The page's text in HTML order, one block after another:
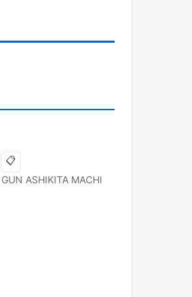
📋
ASHIKITA MACHI